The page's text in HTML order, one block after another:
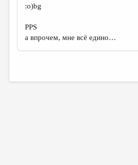
:о)bg
PPS
а впрочем, мне всё едино…